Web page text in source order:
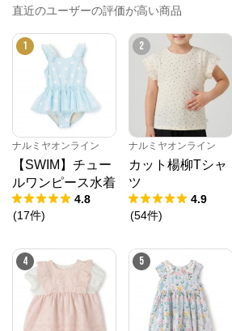
直近のユーザーの評価が高い商品
1
ナルミヤオンライン
【SWIM】チュー
ルワンピース水着
4.8
(17件)
2
ナルミヤオンライン
カット楊柳Tシャ
ツ
4.9
(54件)
4 5